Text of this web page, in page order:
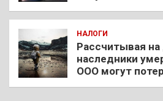
НАЛОГИ
Рассчитывая на
наследники
ООО могут